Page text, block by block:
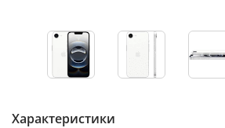
Характеристики